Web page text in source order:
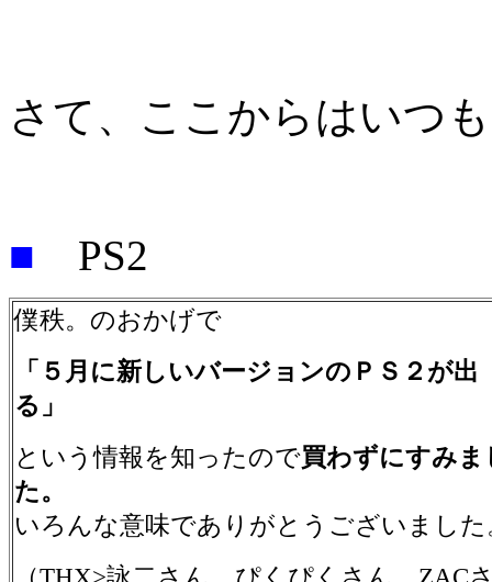
さて、ここからはいつ
■ PS2
僕秩。のおかげで
「５月に新しいバージョンのＰＳ２が出
る」
という情報を知ったので買わずにすみま
た。
いろんな意味でありがとうございました